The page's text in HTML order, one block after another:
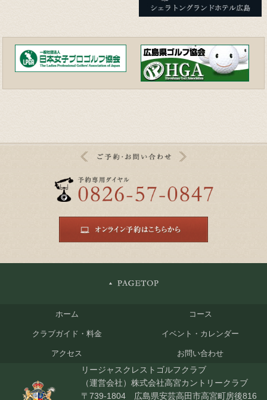
ホーム コース
クラブガイド・料金 イベント・カレンダー
アクセス お問い合わせ
リージャスクレストゴルフクラブ
（運営会社）株式会社高宮カントリークラブ
〒739-1804 広島県安芸高田市高宮町房後816